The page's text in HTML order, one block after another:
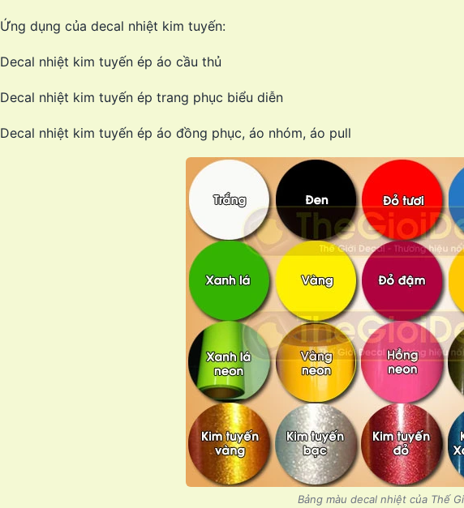
Ứng dụng của decal nhiệt kim tuyến:
Decal nhiệt kim tuyến ép áo cầu thủ
Decal nhiệt kim tuyến ép trang phục biểu diễn
Decal nhiệt kim tuyến ép áo đồng phục, áo nhóm, áo pull
Bảng màu decal nhiệt của Thế